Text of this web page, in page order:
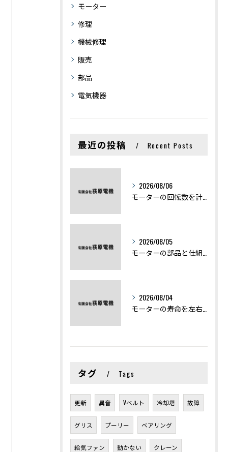
モーター
修理
機械修理
販売
部品
電気機器
最近の投稿 Recent Posts
2026/08/06
2026/08/05
2026/08/04
タグ Tags
更新 異音 Vベルト 冷却塔 故障
グリス プーリー ベアリング
給気ファン 動かない クレーン